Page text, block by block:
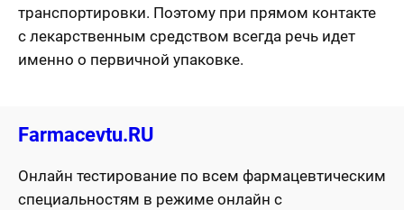
транспортировки. Поэтому при прямом контакте
с лекарственным средством всегда речь идет
именно о первичной упаковке.
Farmacevtu.RU
Онлайн тестирование по всем фармацевтическим
специальностям в режиме онлайн с